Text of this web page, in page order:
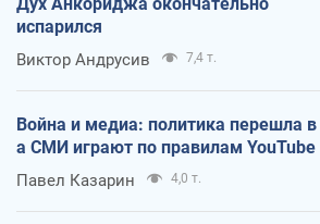
испарился
Виктор Андрусив 7,4 т.
Война и медиа: политика перешла в
а СМИ играют по правилам YouTube
Павел Казарин 4,0 т.